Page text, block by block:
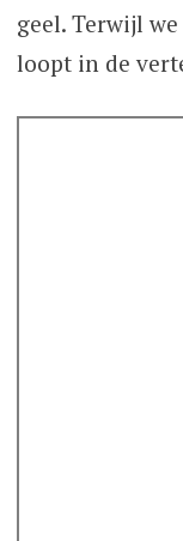
geel. Terwijl
loopt in de